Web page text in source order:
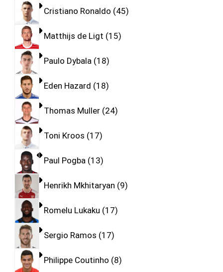
Cristiano Ronaldo 45
Matthijs de Ligt 15
Paulo Dybala 18
Eden Hazard 18
Thomas Muller 24
Toni Kroos 17
Paul Pogba 13
Henrikh Mkhitaryan 9
Romelu Lukaku 17
Sergio Ramos 17
Philippe Coutinho 8